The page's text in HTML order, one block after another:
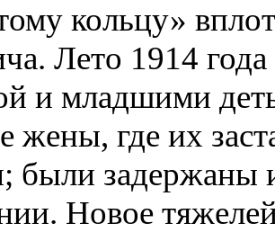
кольцу»
Лето 1914
и младшими
жены, где их
были задержаны
Новое